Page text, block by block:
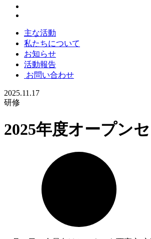
主な活動
私たちについて
お知らせ
活動報告
お問い合わせ
2025.11.17
研修
2025年度オープン